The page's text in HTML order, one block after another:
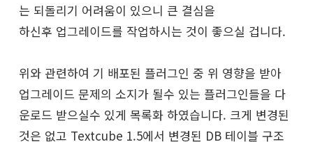
는 되돌리기 어려움이 있으니 큰 결심을
하신후 업그레이드를 작업하시는 것이 좋으실 겁니다.
위와 관련하여 기 배포된 플러그인 중 위 영향을 받아
업그레이드 문제의 소지가 될수 있는 플러그인들을 다
운로드 받으실수 있게 목록화 하였습니다. 크게 변경된
것은 없고 Textcube 1.5에서 변경된 DB 테이블 구조